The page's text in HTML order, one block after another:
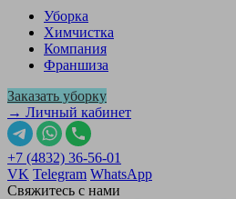
Уборка
Химчистка
Компания
Франшиза
Заказать уборку
→ Личный кабинет
+7 (4832) 36-56-01
VK Telegram WhatsApp
Свяжитесь с нами